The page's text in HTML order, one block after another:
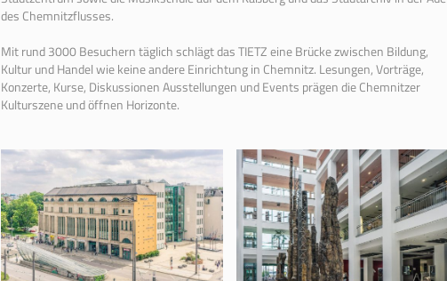
des Chemnitzflusses.
Mit rund 3000 Besuchern täglich schlägt das TIETZ eine Brücke zwischen Bildung,
Kultur und Handel wie keine andere Einrichtung in Chemnitz. Lesungen, Vorträge,
Konzerte, Kurse, Diskussionen Ausstellungen und Events prägen die Chemnitzer
Kulturszene und öffnen Horizonte.